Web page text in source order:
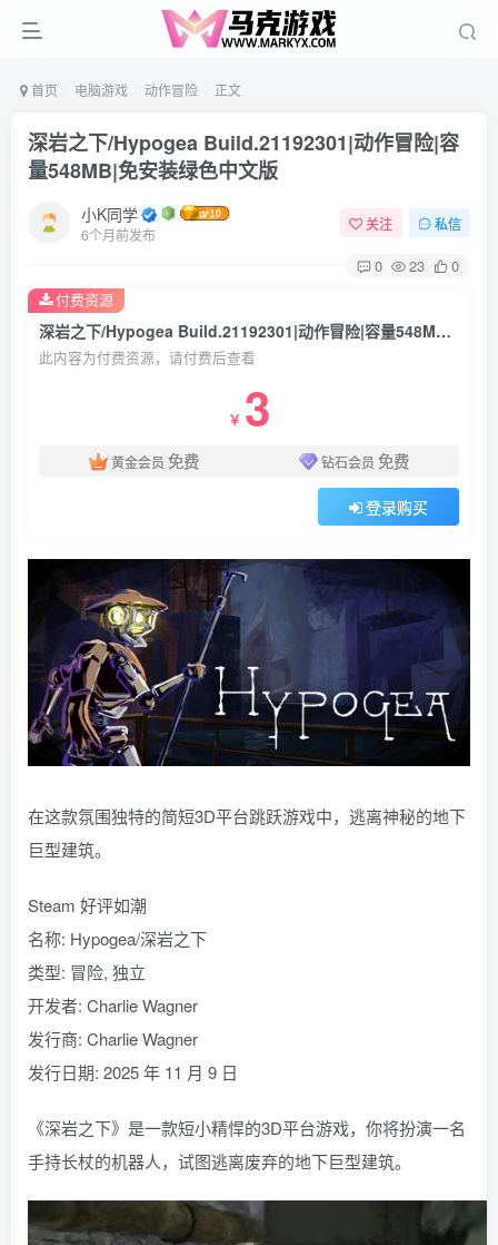
首页 电脑游戏 动作冒险 正文
深岩之下/Hypogea Build.21192301|动作冒险|容
量548MB|免安装绿色中文版
小K同学
6个月前发布
关注 私信
0 23 0
深岩之下/Hypogea Build.21192301|动作冒险|容量548MB|免安装绿色中文版
此内容为付费资源，请付费后查看
￥ 3
黄金会员 免费 钻石会员 免费
登录购买
付费资源
在这款氛围独特的简短3D平台跳跃游戏中，逃离神秘的地下
巨型建筑。
Steam 好评如潮
名称: Hypogea/深岩之下
类型: 冒险, 独立
开发者: Charlie Wagner
发行商: Charlie Wagner
发行日期: 2025 年 11 月 9 日
《深岩之下》是一款短小精悍的3D平台游戏，你将扮演一名
手持长杖的机器人，试图逃离废弃的地下巨型建筑。